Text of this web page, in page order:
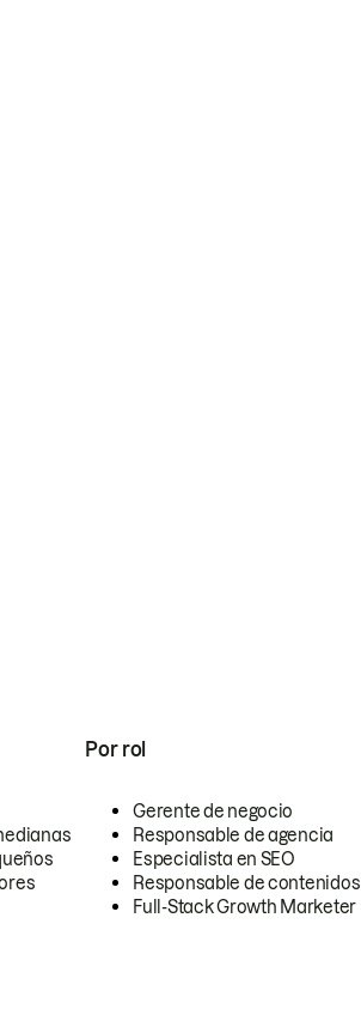
Por rol
Gerente de negocio
Responsable de agencia
Especialista en SEO
Responsable de contenidos
Full-Stack Growth Marketer